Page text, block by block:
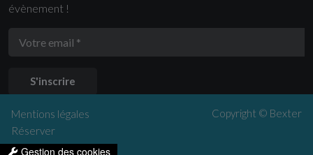
évènement !
S'inscrire
Mentions légales
Réserver
Copyright © Bexter
Gestion des cookies